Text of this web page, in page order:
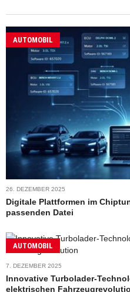
AUTOMOBIL
26. DEZEMBER 2025
Digitale Plattformen im
passenden Datei
AUTOMOBIL
7. DEZEMBER 2025
Innovative Turbolader-
elektrischen